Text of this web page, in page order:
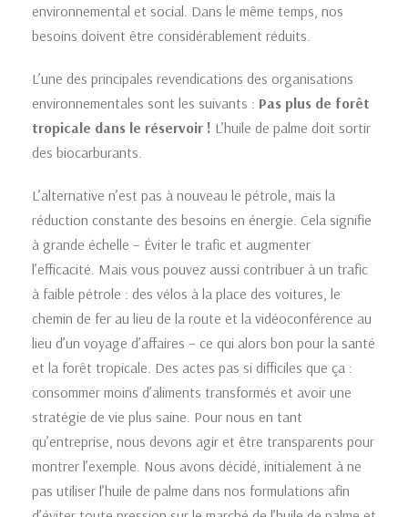
environnemental et social. Dans le même temps, nos
besoins doivent être considérablement réduits.
L’une des principales revendications des organisations
environnementales sont les suivants : Pas plus de forêt
tropicale dans le réservoir ! L’huile de palme doit sortir
des biocarburants.
L’alternative n’est pas à nouveau le pétrole, mais la
réduction constante des besoins en énergie. Cela signifie
à grande échelle – Éviter le trafic et augmenter
l’efficacité. Mais vous pouvez aussi contribuer à un trafic
à faible pétrole : des vélos à la place des voitures, le
chemin de fer au lieu de la route et la vidéoconférence au
lieu d’un voyage d’affaires – ce qui alors bon pour la santé
et la forêt tropicale. Des actes pas si difficiles que ça :
consommer moins d’aliments transformés et avoir une
stratégie de vie plus saine. Pour nous en tant
qu’entreprise, nous devons agir et être transparents pour
montrer l’exemple. Nous avons décidé, initialement à ne
pas utiliser l’huile de palme dans nos formulations afin